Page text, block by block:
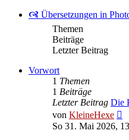
🙧 Übersetzungen in
Themen
Beiträge
Letzter Beitrag
Vorwort
1 Themen
1 Beiträge
Letzter Beitrag Die
von KleineHexe
So 31. Mai 2026,